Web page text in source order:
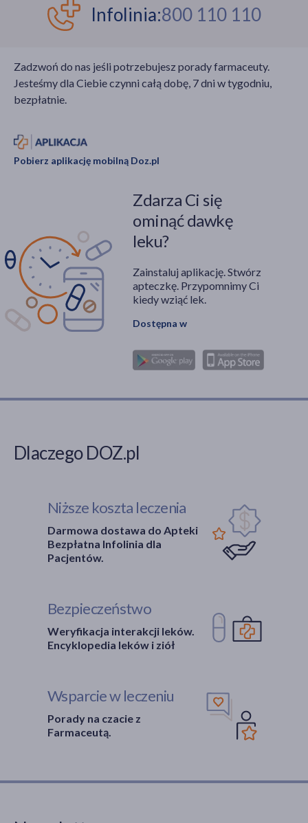
ratowania życia i
profilaktyki. Niniejszy
zatrucia czadem,
omawia objawy
kliniczne, sposoby
leczenia, a także zwraca
uwagę na zasady
grzewczych i
wentylacyjnych.
alergicznych.
Infolinia:800 110 110
Zadzwoń do nas jeśli potrzebujesz porady farmaceuty.
Jesteśmy dla Ciebie czynni całą dobę, 7 dni w tygodniu,
bezpłatnie.
Pobierz aplikację mobilną Doz.pl
Zdarza Ci się
ominąć dawkę
leku?
Zainstaluj aplikację. Stwórz
apteczkę. Przypomnimy Ci
kiedy wziąć lek.
Dostępna w
Dlaczego DOZ.pl
Niższe koszta leczenia
Darmowa dostawa do Apteki
Bezpłatna Infolinia dla
Pacjentów.
Bezpieczeństwo
Weryfikacja interakcji leków.
Encyklopedia leków i ziół
Wsparcie w leczeniu
Porady na czacie z
Farmaceutą.